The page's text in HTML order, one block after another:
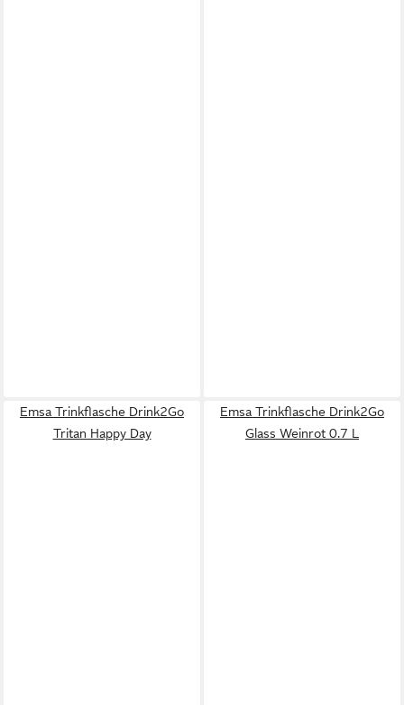
Emsa Trinkflasche Drink2Go
Tritan Happy Day
Emsa Trinkflasche Drink2Go
Glass Weinrot 0.7 L